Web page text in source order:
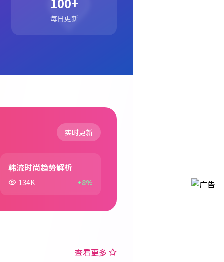
每日更新
实时更新
韩流时尚趋势解析
134K +8%
查看更多